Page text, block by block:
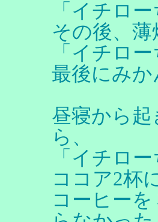
「イチロ
その後、
「イチロ
最後にみ
昼寝から
ら、
「イチロ
ココア2杯
コーヒー